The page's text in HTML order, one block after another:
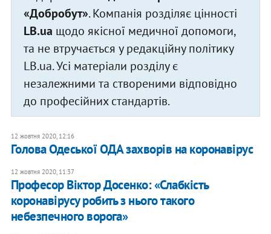
«Добробут». Компанія розділяє цінності
LB.ua щодо якісної медичної допомоги,
та не втручається у редакційну політику
LB.ua. Усі матеріали розділу є
незалежними та створеними відповідно
до професійних стандартів.
12 жовтня 2020, 12:16
Голова Одеської ОДА захворів на коронавірус
12 жовтня 2020, 11:37
Професор Віктор Досенко: «Слабкість
коронавірусу робить з нього такого
небезпечного ворога»